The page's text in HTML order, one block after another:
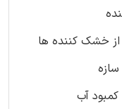
از خشک کننده ها
آب